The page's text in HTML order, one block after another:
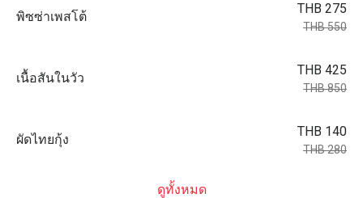
พิซซ่าเพสโต้
THB 275
THB 550
เนื้อสันในวัว
THB 425
THB 850
ผัดไทยกุ้ง
THB 140
THB 280
ดูทั้งหมด